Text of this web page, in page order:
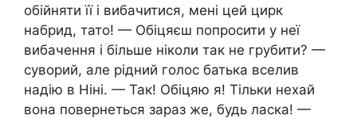
обійняти її і вибачитися, мені цей цирк
набрид, тато! — Обіцяєш попросити у неї
вибачення і більше ніколи так не грубити? —
суворий, але рідний голос батька вселив
надію в Ніні. — Так! Обіцяю я! Тільки нехай
вона повернеться зараз же, будь ласка! —